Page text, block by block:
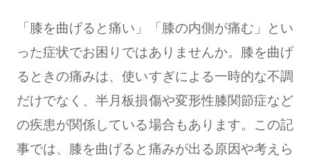
「膝を曲げると痛い」「膝の内側が痛む」とい
った症状でお困りではありませんか。膝を曲げ
るときの痛みは、使いすぎによる一時的な不調
だけでなく、半月板損傷や変形性膝関節症など
の疾患が関係している場合もあります。この記
事では、膝を曲げると痛みが出る原因や考えら